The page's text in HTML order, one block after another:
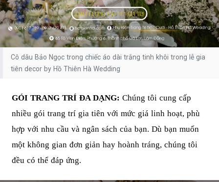
Cô dâu Bảo Ngọc trong chiếc áo dài trắng tinh khôi trong lễ gia
tiên decor by Hồ Thiên Hà Wedding
GÓI TRANG TRÍ ĐA DẠNG: Chúng tôi cung cấp
nhiều gói trang trí gia tiên với mức giá linh hoạt, phù
hợp với nhu cầu và ngân sách của bạn. Dù bạn muốn
một không gian đơn giản hay hoành tráng, chúng tôi
đều có thể đáp ứng.